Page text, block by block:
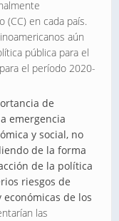
(CC) en cada país.
aún
pública para el
el período 2020-
de
emergencia
y social, no
de la forma
de la política
riesgos de
de los
las